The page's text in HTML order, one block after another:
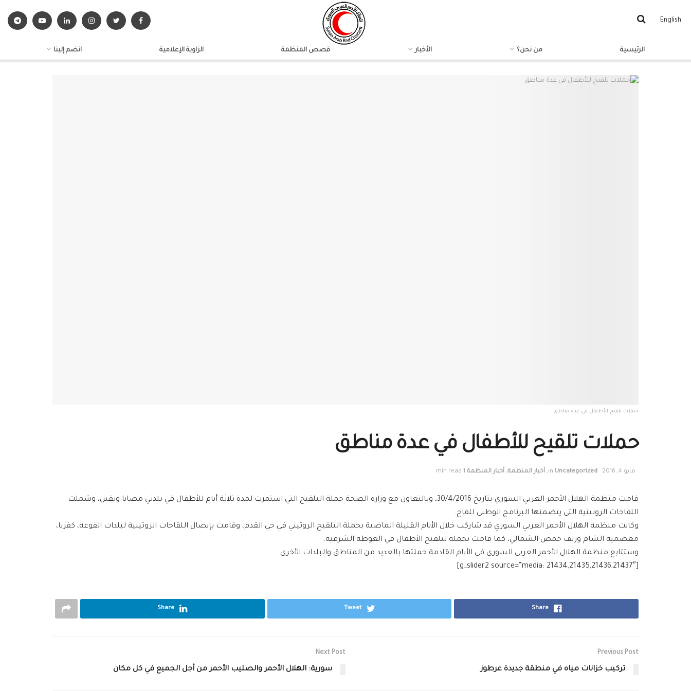
English
الرئيسية من نحن؟ الأخبار قصص المنظمة الزاوية الإعلامية انضم إلينا
حملات تلقيح للأطفال في عدة مناطق
حملات تلقيح للأطفال في عدة مناطق
مايو 4, 2016 in Uncategorized
, أخبار المنظمة, أخبار المنظمة 1 min read
قامت منظمة الهلال الأحمر العربي السوري بتاريخ 30/4/2016، وبالتعاون مع وزارة الصحة حملة التلقيح التي استمرت لمدة ثلاثة أيام للأطفال في بلدتي مضايا وبقين، وشملت
اللقاحات الروتينية التي يتضمنها البرنامج الوطني للقاح.
وكانت منظمة الهلال الأحمر العربي السوري قد شاركت خلال الأيام القليلة الماضية بحملة التلقيح الروتيني في حي القدم، وقامت بإيصال اللقاحات الروتينية لبلدات الفوعة، كفريا،
معضمية الشام وريف حمص الشمالي، كما قامت بحملة لتلقيح الأطفال في الغوطة الشرقية.
وستتابع منظمة الهلال الأحمر العربي السوري في الأيام القادمة حملتها بالعديد من المناطق والبلدات الأخرى.
[g_slider2 source=”media: 21434,21435,21436,21437″]
Share
Tweet
Share
Previous Post
تركيب خزانات مياه في منطقة جديدة عرطوز‎
Next Post
سورية: الهلال الأحمر والصليب الأحمر من أجل الجميع في كل مكان